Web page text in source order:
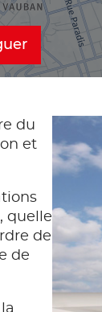
du
et
quelle
de
de